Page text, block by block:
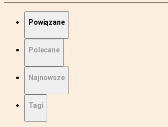
Powiązane
Polecane
Najnowsze
Tagi